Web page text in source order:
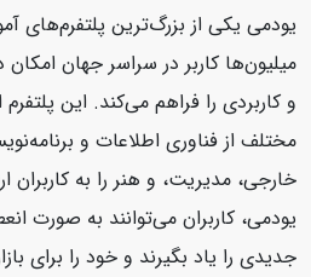
یودمی یکی از بزرگ‌ترین پلتفرم‌های
میلیون‌ها کاربر در سراسر جهان
و کاربردی را فراهم می‌کند. این
مختلف از فناوری اطلاعات و
خارجی، مدیریت، و هنر را به کاربران
یودمی، کاربران می‌توانند به صورت
جدیدی را یاد بگیرند و خود را برای بازار